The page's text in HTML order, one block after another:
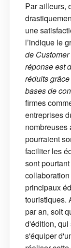
Par ailleurs,
une
l’indique le
de
réponse est
réduits
bases de
firmes
entreprises
nombreuses
pourraient
faciliter les
sont
principaux
touristiques.
par an, soit
d'édition, qui
s'équiper